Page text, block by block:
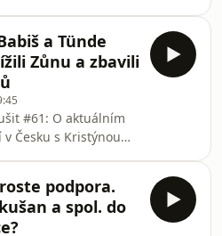
protahuje, dohody
Jak v současnosti
dolní komory a vede
není možná
z opozičních stran
ANO? O tom si v
Vládneme,
S
a Tünde
Zůnu a zbavili
#61: O aktuálním
Česku s Kristýnou
štábu se vyvíjí
Navzdory tomu,
Jaromír Zůna
podpora.
a spol. do